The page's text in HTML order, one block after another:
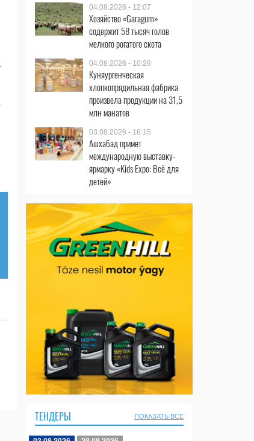
04.08.2026 - 12:07
Хозяйство «Garagum»
содержит 58 тысяч голов
мелкого рогатого скота
04.08.2026 - 10:28
Куняургенческая
хлопкопрядильная фабрика
произвела продукции на 31,5
млн манатов
03.08.2026 - 16:15
Ашхабад примет
международную выставку-
ярмарку «Kids Expo: Всё для
детей»
ТЕНДЕРЫ ПОКАЗАТЬ ВСЕ